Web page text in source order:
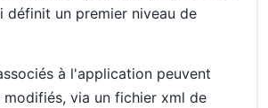
définit un premier niveau de
à l'application peuvent
via un fichier xml de